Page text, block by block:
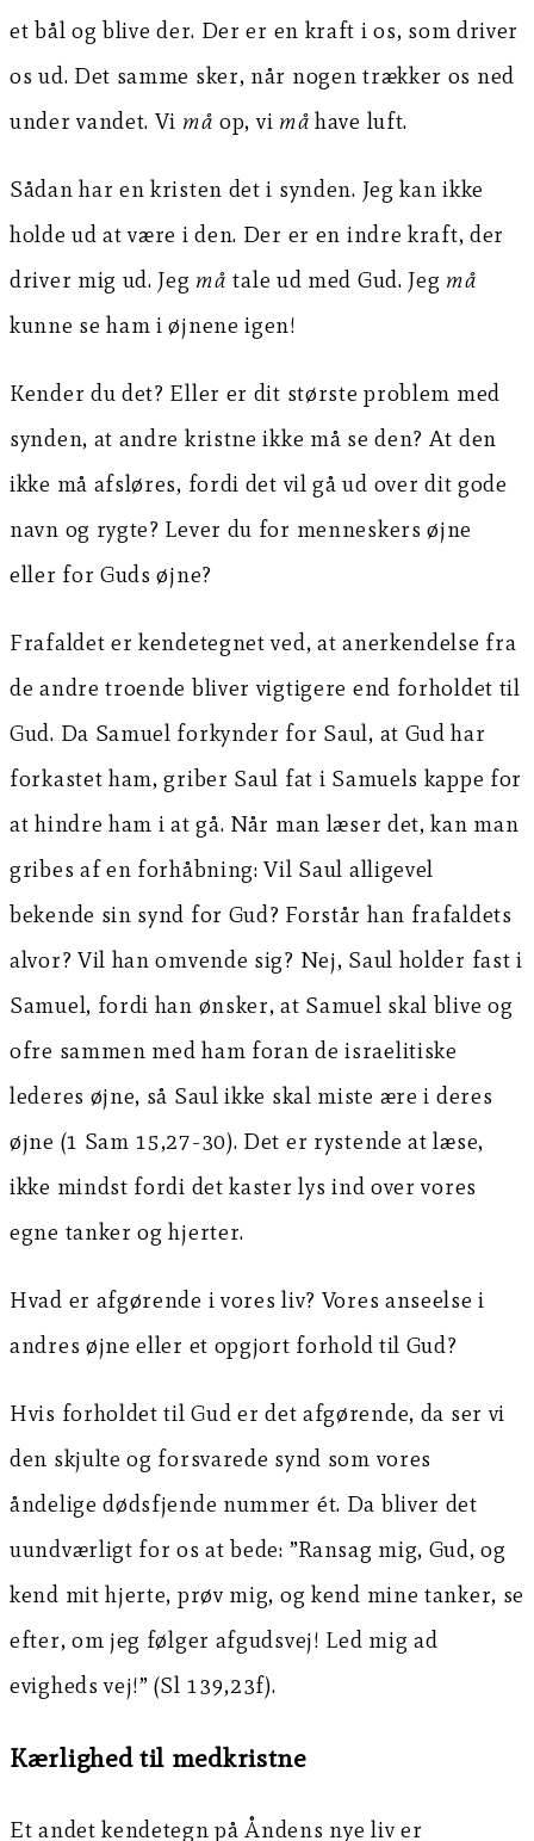
et bål og blive der. Der er en kraft i os, som driver
os ud. Det samme sker, når nogen trækker os ned
under vandet. Vi måop, vi må have luft.
Sådan har en kristen det i synden. Jeg kan ikke
holde ud at være i den. Der er en indre kraft, der
driver mig ud. Jeg måtale ud med Gud. Jeg må
kunne se ham i øjnene igen!
Kender du det? Eller er dit største problem med
synden, at andre kristne ikke må se den? At den
ikke må afsløres, fordi det vil gå ud over dit gode
navn og rygte? Lever du for menneskers øjne
eller for Guds øjne?
Frafaldet er kendetegnet ved, at anerkendelse fra
de andre troende bliver vigtigere end forholdet til
Gud. Da Samuel forkynder for Saul, at Gud har
forkastet ham, griber Saul fat i Samuels kappe for
at hindre ham i at gå. Når man læser det, kan man
gribes af en forhåbning: Vil Saul alligevel
bekende sin synd for Gud? Forstår han frafaldets
alvor? Vil han omvende sig? Nej, Saul holder fast i
Samuel, fordi han ønsker, at Samuel skal blive og
ofre sammen med ham foran de israelitiske
lederes øjne, så Saul ikke skal miste ære i deres
øjne (1 Sam 15,27-30). Det er rystende at læse,
ikke mindst fordi det kaster lys ind over vores
egne tanker og hjerter.
Hvad er afgørende i vores liv? Vores anseelse i
andres øjne eller et opgjort forhold til Gud?
Hvis forholdet til Gud er det afgørende, da ser vi
den skjulte og forsvarede synd som vores
åndelige dødsfjende nummer ét. Da bliver det
uundværligt for os at bede: ”Ransag mig, Gud, og
kend mit hjerte, prøv mig, og kend mine tanker, se
efter, om jeg følger afgudsvej! Led mig ad
evigheds vej!” (Sl 139,23f).
Kærlighed til medkristne
Et andet kendetegn på Åndens nye liv er